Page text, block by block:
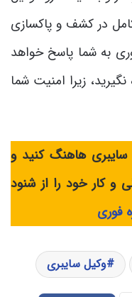
در کشف و پاکسازی
به شما پاسخ خواهد
زیرا امنیت شما
هاهنگ کنید و
و کار خود را از شنود
فوری
وکیل سایبری